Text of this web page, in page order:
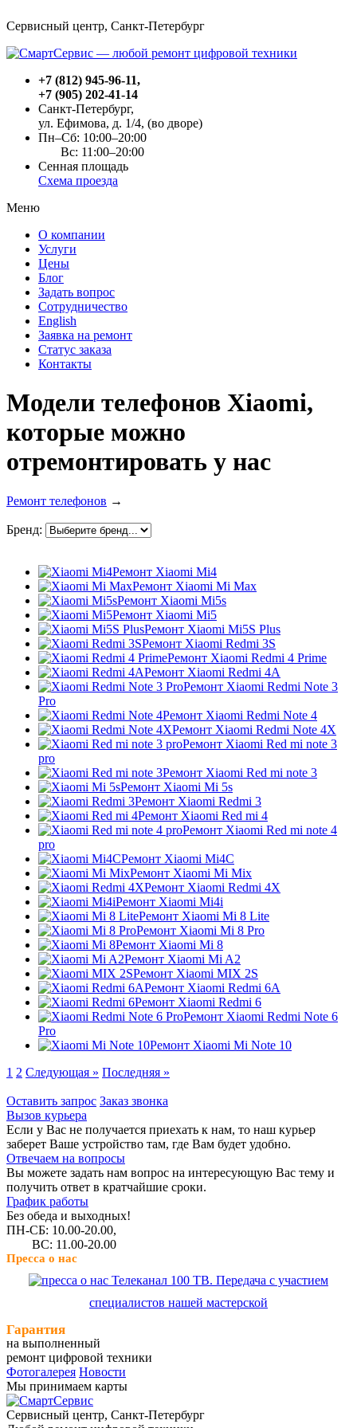
Сервисный центр, Cанкт-Петербург
+7 (812) 945-96-11,
+7 (905) 202-41-14
Санкт-Петербург,
ул. Ефимова, д. 1/4, (во дворе)
Пн–Сб: 10:00–20:00
Вс: 11:00–20:00
Сенная площадь
Схема проезда
Меню
О компании
Услуги
Цены
Блог
Задать вопрос
Сотрудничество
English
Заявка на ремонт
Статус заказа
Контакты
Модели телефонов Xiaomi,
которые можно
отремонтировать у нас
Ремонт телефонов →
Бренд:
Ремонт Xiaomi Mi4
Ремонт Xiaomi Mi Max
Ремонт Xiaomi Mi5s
Ремонт Xiaomi Mi5
Ремонт Xiaomi Mi5S Plus
Ремонт Xiaomi Redmi 3S
Ремонт Xiaomi Redmi 4 Prime
Ремонт Xiaomi Redmi 4A
Ремонт Xiaomi Redmi Note 3
Pro
Ремонт Xiaomi Redmi Note 4
Ремонт Xiaomi Redmi Note 4X
Ремонт Xiaomi Red mi note 3
pro
Ремонт Xiaomi Red mi note 3
Ремонт Xiaomi Mi 5s
Ремонт Xiaomi Redmi 3
Ремонт Xiaomi Red mi 4
Ремонт Xiaomi Red mi note 4
pro
Ремонт Xiaomi Mi4C
Ремонт Xiaomi Mi Mix
Ремонт Xiaomi Redmi 4X
Ремонт Xiaomi Mi4i
Ремонт Xiaomi Mi 8 Lite
Ремонт Xiaomi Mi 8 Pro
Ремонт Xiaomi Mi 8
Ремонт Xiaomi Mi A2
Ремонт Xiaomi MIX 2S
Ремонт Xiaomi Redmi 6A
Ремонт Xiaomi Redmi 6
Ремонт Xiaomi Redmi Note 6
Pro
Ремонт Xiaomi Mi Note 10
1 2 Следующая » Последняя »
Оставить запрос Заказ звонка
Вызов курьера
Если у Вас не получается приехать к нам, то наш курьер
заберет Ваше устройство там, где Вам будет удобно.
Отвечаем на вопросы
Вы можете задать нам вопрос на интересующую Вас тему и
получить ответ в кратчайшие сроки.
График работы
Без обеда и выходных!
ПН-СБ: 10.00-20.00,
ВС: 11.00-20.00
Пресса о нас
Телеканал 100 ТВ. Передача с участием
специалистов нашей мастерской
Гарантия
на выполненный
ремонт цифровой техники
Фотогалерея Новости
Мы принимаем карты
Сервисный центр, Cанкт-Петербург